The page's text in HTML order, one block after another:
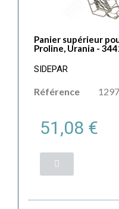
Panier supérieur
Proline, Urania -
SIDEPAR
Référence
51,08 €